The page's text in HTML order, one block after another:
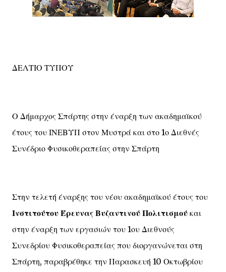
ΔΕΛΤΙΟ ΤΥΠΟΥ
Ο Δήμαρχος Σπάρτης στην έναρξη των ακαδημαϊκού
έτους του ΙΝΕΒΥΠ στον Μυστρά και στο 1ο Διεθνές
Συνέδριο Φυσικοθεραπείας στην Σπάρτη
Στην τελετή έναρξης του νέου ακαδημαϊκού έτους του
Ινστιτούτου Έρευνας Βυζαντινού Πολιτισμού και
στην έναρξη των εργασιών του 1ου Διεθνούς
Συνεδρίου Φυσικοθεραπείας που διοργανώνεται στη
Σπάρτη, παραβρέθηκε την Παρασκευή 10 Οκτωβρίου